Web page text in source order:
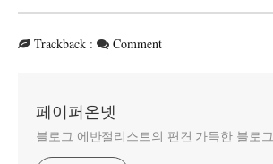
Trackback : Comment
페이퍼온넷
블로그 에반절리스트의 편견 가득한 블로그